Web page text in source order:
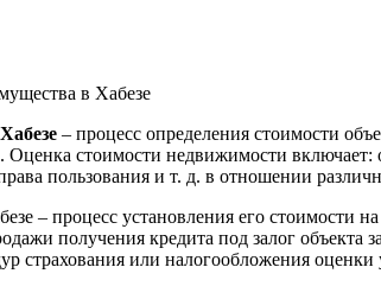
в Хабезе
– процесс определения стоимости
стоимости недвижимости включает:
пользования и т. д. в отношении
– процесс установления его стоимости
получения кредита под залог объекта
страхования или налогообложения